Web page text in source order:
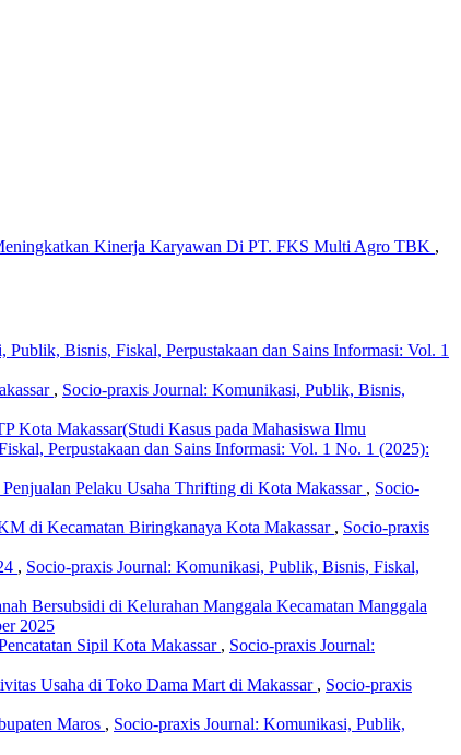
Kinerja Karyawan Di PT. FKS Multi Agro TBK ,
Bisnis, Fiskal, Perpustakaan dan Sains Informasi: Vol. 1
, Socio-praxis Journal: Komunikasi, Publik, Bisnis,
Kota Makassar(Studi Kasus pada Mahasiswa Ilmu
Perpustakaan dan Sains Informasi: Vol. 1 No. 1 (2025):
Pelaku Usaha Thrifting di Kota Makassar , Socio-
di Kecamatan Biringkanaya Kota Makassar , Socio-praxis
, Socio-praxis Journal: Komunikasi, Publik, Bisnis, Fiskal,
Bersubsidi di Kelurahan Manggala Kecamatan Manggala
2025
Sipil Kota Makassar , Socio-praxis Journal:
Usaha di Toko Dama Mart di Makassar , Socio-praxis
Maros , Socio-praxis Journal: Komunikasi, Publik,